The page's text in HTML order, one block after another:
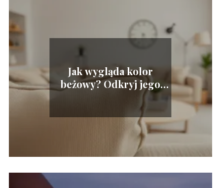
Jak wygląda kolor
beżowy? Odkryj jego
piękno i zastosowanie